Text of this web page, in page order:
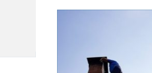
av återkommande
säsongsproblem, akuta